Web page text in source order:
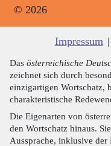
© 2026
Impressum |
Das österreichische
zeichnet sich durch
einzigartigen Wortschatz,
charakteristische
Die Eigenarten von
den Wortschatz hinaus.
Aussprache, inklusive